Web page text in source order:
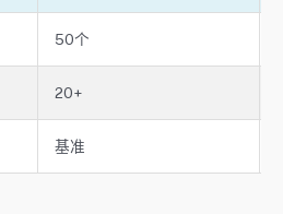
50个
20+
基准